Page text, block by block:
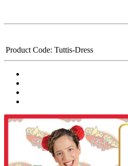
Product Code: Tuttis-Dress